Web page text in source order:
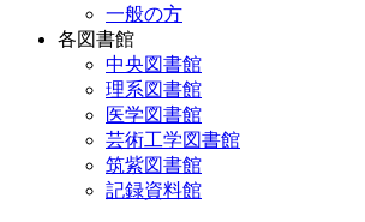
一般の方
各図書館
中央図書館
理系図書館
医学図書館
芸術工学図書館
筑紫図書館
記録資料館